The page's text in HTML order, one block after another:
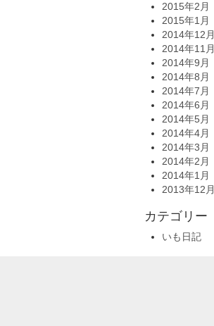
2015年2月
2015年1月
2014年12月
2014年11月
2014年9月
2014年8月
2014年7月
2014年6月
2014年5月
2014年4月
2014年3月
2014年2月
2014年1月
2013年12月
カテゴリー
いも日記